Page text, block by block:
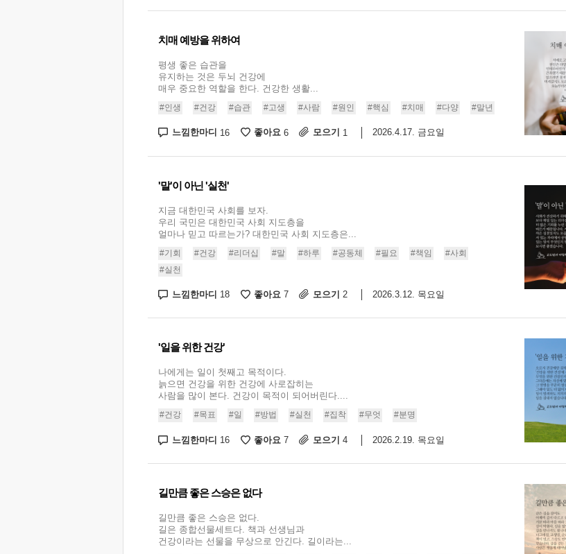
치매 예방을 위하여
평생 좋은 습관을
유지하는 것은 두뇌 건강에
매우 중요한 역할을 한다. 건강한 생활...
#인생 #건강 #습관 #고생 #사람 #원인 #핵심 #치매 #다양 #말년
느낌한마디 16 좋아요 6 모으기 1 2026.4.17. 금요일
'말'이 아닌 '실천'
지금 대한민국 사회를 보자.
우리 국민은 대한민국 사회 지도층을
얼마나 믿고 따르는가? 대한민국 사회 지도층은...
#기회 #건강 #리더십 #말 #하루 #공동체 #필요 #책임
#사회
#실천
느낌한마디 18 좋아요 7 모으기 2 2026.3.12. 목요일
'일을 위한 건강'
나에게는 일이 첫째고 목적이다.
늙으면 건강을 위한 건강에 사로잡히는
사람을 많이 본다. 건강이 목적이 되어버린다....
#건강 #목표 #일 #방법 #실천 #집착 #무엇 #분명
느낌한마디 16 좋아요 7 모으기 4 2026.2.19. 목요일
길만큼 좋은 스승은 없다
길만큼 좋은 스승은 없다.
길은 종합선물세트다. 책과 선생님과
건강이라는 선물을 무상으로 안긴다. 길이라는...